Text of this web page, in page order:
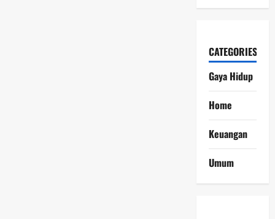
CATEGORIES
Gaya Hidup
Home
Keuangan
Umum